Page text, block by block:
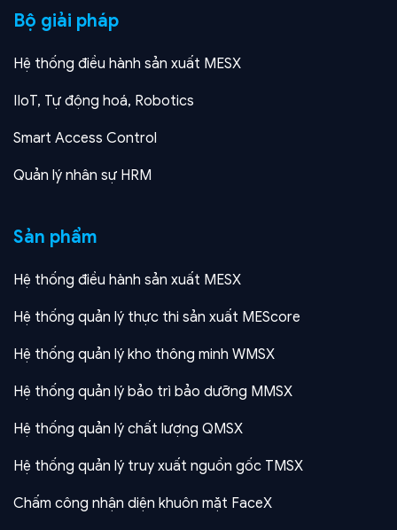
Bộ giải pháp
Hệ thống điều hành sản xuất MESX
IIoT, Tự động hoá, Robotics
Smart Access Control
Quản lý nhân sự HRM
Sản phẩm
Hệ thống điều hành sản xuất MESX
Hệ thống quản lý thực thi sản xuất MEScore
Hệ thống quản lý kho thông minh WMSX
Hệ thống quản lý bảo trì bảo dưỡng MMSX
Hệ thống quản lý chất lượng QMSX
Hệ thống quản lý truy xuất nguồn gốc TMSX
Chấm công nhận diện khuôn mặt FaceX